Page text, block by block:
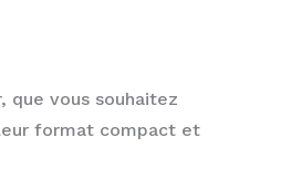
que vous souhaitez
format compact et